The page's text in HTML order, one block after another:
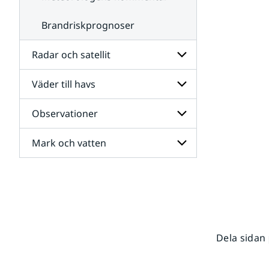
Brandriskprognoser
Radar och satellit
Undersidor
för
Radar
och
satellit
Väder till havs
Undersidor
för
Väder
till
havs
Observationer
Undersidor
för
Mark och vatten
Dela sidan